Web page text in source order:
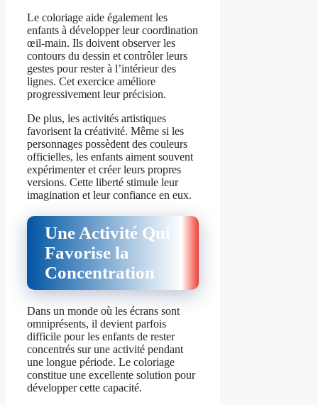
Le coloriage aide également les
enfants à développer leur coordination
œil-main. Ils doivent observer les
contours du dessin et contrôler leurs
gestes pour rester à l’intérieur des
lignes. Cet exercice améliore
progressivement leur précision.
De plus, les activités artistiques
favorisent la créativité. Même si les
personnages possèdent des couleurs
officielles, les enfants aiment souvent
expérimenter et créer leurs propres
versions. Cette liberté stimule leur
imagination et leur confiance en eux.
Une Activité Qui
Favorise la
Concentration
Dans un monde où les écrans sont
omniprésents, il devient parfois
difficile pour les enfants de rester
concentrés sur une activité pendant
une longue période. Le coloriage
constitue une excellente solution pour
développer cette capacité.